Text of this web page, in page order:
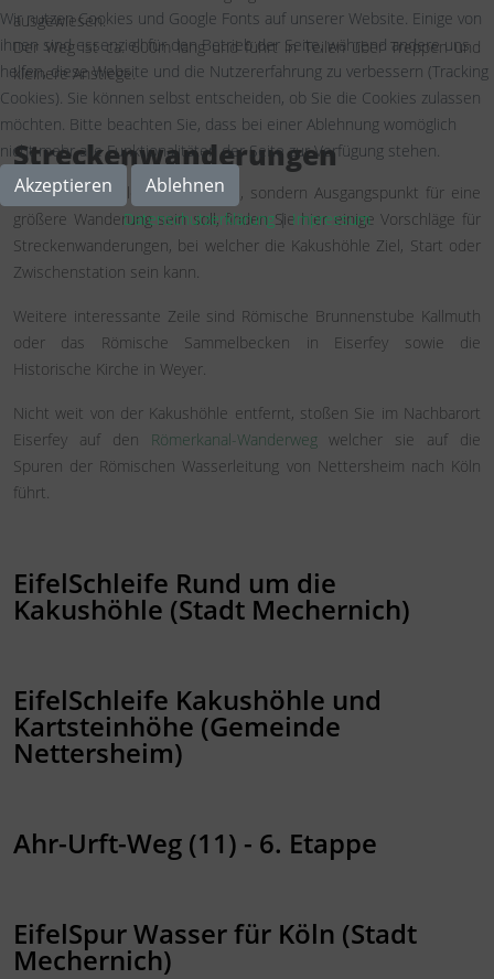
ausgewiesen.
Der Weg ist ca. 600m lang und führt in Teilen über Treppen und
kleinere Anstiege.
Streckenwanderungen
Wenn Kakushöhle nicht nur Ziel, sondern Ausgangspunkt für eine
größere Wanderung sein soll, finden Sie hier einige Vorschläge für
Streckenwanderungen, bei welcher die Kakushöhle Ziel, Start oder
Zwischenstation sein kann.
Weitere interessante Zeile sind Römische Brunnenstube Kallmuth
oder das Römische Sammelbecken in Eiserfey sowie die
Historische Kirche in Weyer.
Nicht weit von der Kakushöhle entfernt, stoßen Sie im Nachbarort
Eiserfey auf den Römerkanal-Wanderwegwelcher sie auf die
Spuren der Römischen Wasserleitung von Nettersheim nach Köln
führt.
EifelSchleife Rund um die
Kakushöhle (Stadt Mechernich)
EifelSchleife Kakushöhle und
Kartsteinhöhe (Gemeinde
Nettersheim)
Ahr-Urft-Weg (11) - 6. Etappe
EifelSpur Wasser für Köln (Stadt
Mechernich)
Wir nutzen Cookies und Google Fonts auf unserer Website. Einige von
ihnen sind essenziell für den Betrieb der Seite, während andere uns
helfen, diese Website und die Nutzererfahrung zu verbessern (Tracking
Cookies). Sie können selbst entscheiden, ob Sie die Cookies zulassen
möchten. Bitte beachten Sie, dass bei einer Ablehnung womöglich
nicht mehr alle Funktionalitäten der Seite zur Verfügung stehen.
Akzeptieren Ablehnen
Datenschutzerklärung|Impressum